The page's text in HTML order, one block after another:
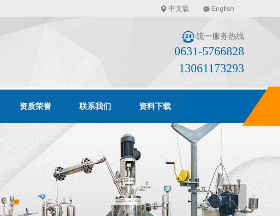
中文版 English
统一服务热线
0631-5766828
13061173293
资质荣誉 联系我们 资料下载